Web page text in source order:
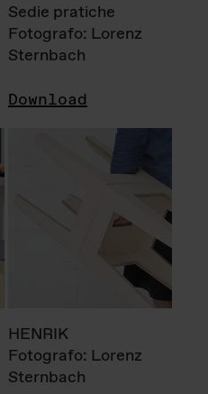
Sedie pratiche
Fotografo: Lorenz
Sternbach
Download
HENRIK
Fotografo: Lorenz
Sternbach